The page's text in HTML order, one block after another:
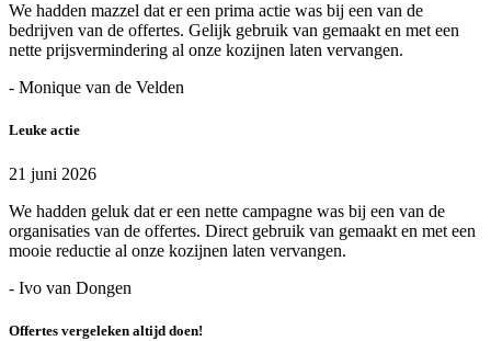
We hadden mazzel dat er een prima actie was bij een van de
bedrijven van de offertes. Gelijk gebruik van gemaakt en met een
nette prijsvermindering al onze kozijnen laten vervangen.
- Monique van de Velden
Leuke actie
21 juni 2026
We hadden geluk dat er een nette campagne was bij een van de
organisaties van de offertes. Direct gebruik van gemaakt en met een
mooie reductie al onze kozijnen laten vervangen.
- Ivo van Dongen
Offertes vergeleken altijd doen!